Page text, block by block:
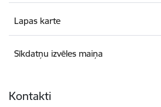
Lapas karte
Sīkdatņu izvēles maiņa
Kontakti